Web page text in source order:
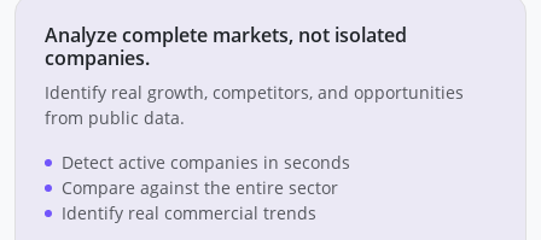
Analyze complete markets, not isolated
companies.
Identify real growth, competitors, and opportunities
from public data.
Detect active companies in seconds
Compare against the entire sector
Identify real commercial trends